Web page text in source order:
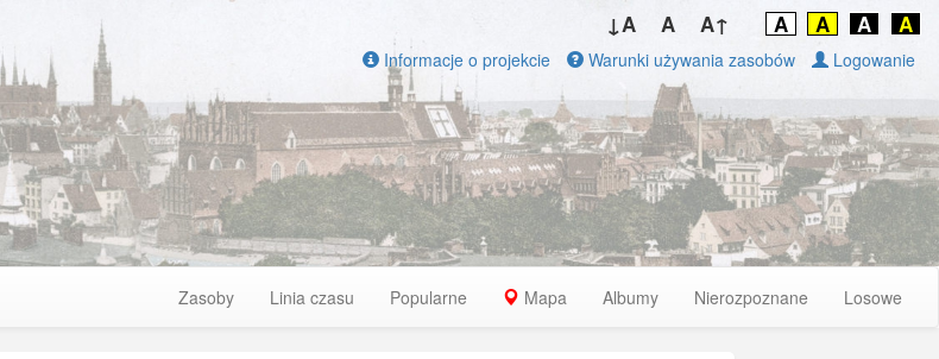
↓A A A↑ A A A A
Informacje o projekcie Warunki używania zasobów Logowanie
Zasoby Linia czasu Popularne Mapa Albumy Nierozpoznane Losowe